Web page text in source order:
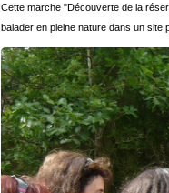
Cette marche "Découverte de la
balader en pleine nature dans un site